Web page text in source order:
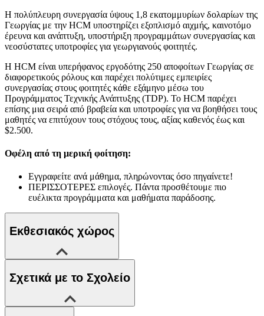
Η πολύπλευρη συνεργασία ύψους 1,8 εκατομμυρίων δολαρίων της
Γεωργίας με την HCM υποστηρίζει εξοπλισμό αιχμής, καινοτόμο
έρευνα και ανάπτυξη, υποστήριξη προγραμμάτων συνεργασίας και
νεοσύστατες υποτροφίες για γεωργιανούς φοιτητές.
Η HCM είναι υπερήφανος εργοδότης 250 αποφοίτων Γεωργίας σε
διαφορετικούς ρόλους και παρέχει πολύτιμες εμπειρίες
συνεργασίας στους φοιτητές κάθε εξάμηνο μέσω του
Προγράμματος Τεχνικής Ανάπτυξης (TDP). Το HCM παρέχει
επίσης μια σειρά από βραβεία και υποτροφίες για να βοηθήσει τους
μαθητές να επιτύχουν τους στόχους τους, αξίας καθενός έως και
$2.500.
Οφέλη από τη μερική φοίτηση:
Εγγραφείτε ανά μάθημα, πληρώνοντας όσο πηγαίνετε!
ΠΕΡΙΣΣΟΤΕΡΕΣ επιλογές. Πάντα προσθέτουμε πιο
ευέλικτα προγράμματα και μαθήματα παράδοσης.
Εκθεσιακός χώρος
Σχετικά με το Σχολείο